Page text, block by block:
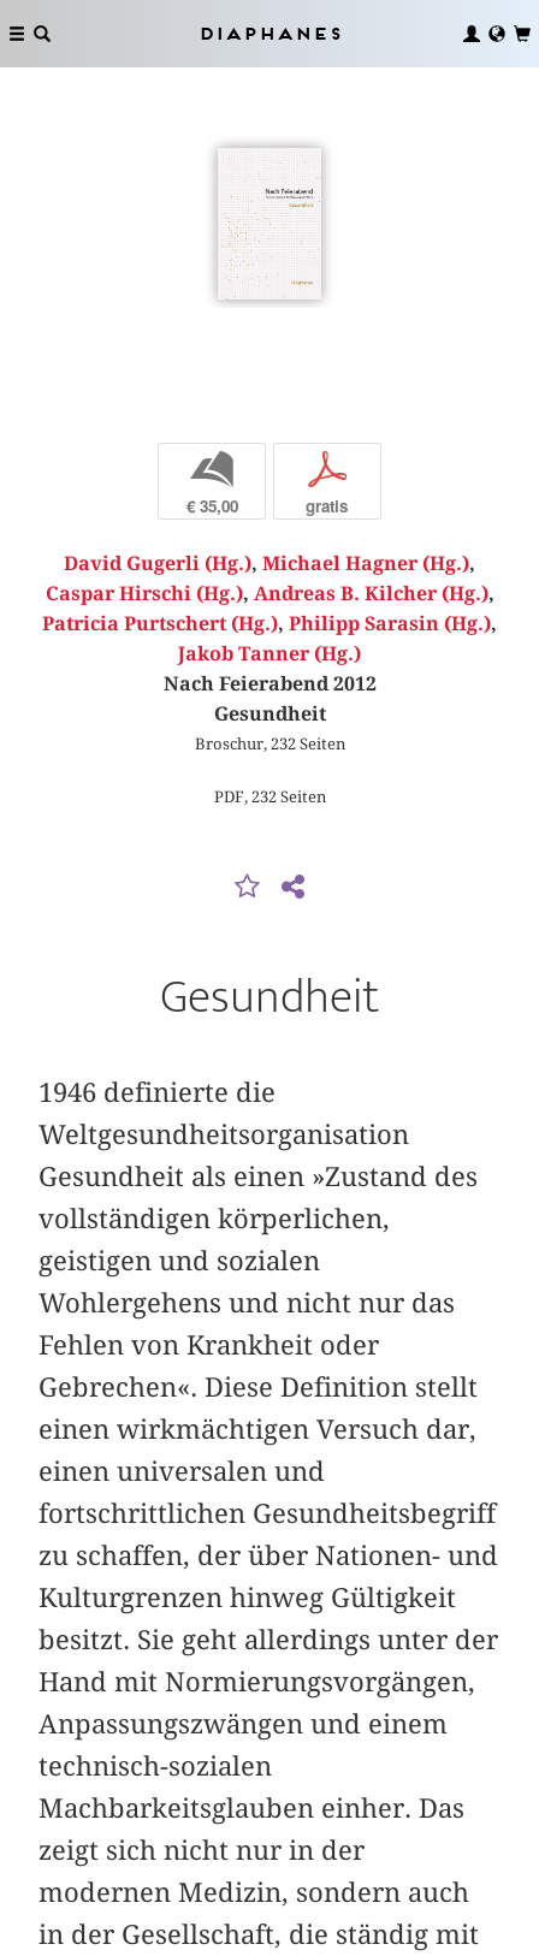
Diaphanes
b
€ 35,00
p
gratis
David Gugerli (Hg.), Michael Hagner (Hg.),
Caspar Hirschi (Hg.), Andreas B. Kilcher (Hg.),
Patricia Purtschert (Hg.), Philipp Sarasin (Hg.),
Jakob Tanner (Hg.)
Nach Feierabend 2012
Gesundheit
Broschur, 232 Seiten
PDF, 232 Seiten
Gesundheit
1946 definierte die
Weltgesundheitsorganisation
Gesundheit als einen »Zustand des
vollständigen körperlichen,
geistigen und sozialen
Wohlergehens und nicht nur das
Fehlen von Krankheit oder
Gebrechen«. Diese Definition stellt
einen wirkmächtigen Versuch dar,
einen univer­salen und
fortschrittlichen Gesundheitsbegriff
zu schaffen, der über Nationen- und
Kulturgrenzen hinweg Gültigkeit
besitzt. Sie geht allerdings unter der
Hand mit Normierungsvorgängen,
Anpassungszwängen und einem
technisch-sozialen
Machbarkeitsglauben einher. Das
zeigt sich nicht nur in der
modernen Medizin, sondern auch
in der Gesellschaft, die ständig mit